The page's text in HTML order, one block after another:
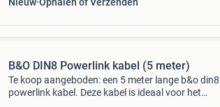
B&O DIN8 Powerlink kabel (5 meter)
Te koop aangeboden: een 5 meter lange b&o din8
powerlink kabel. Deze kabel is ideaal voor het